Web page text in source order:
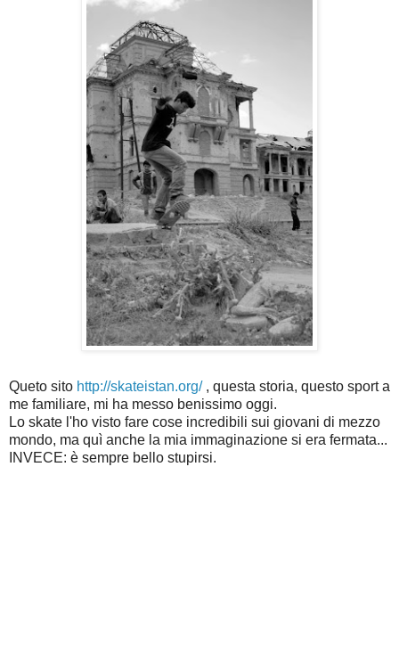
Queto sito http://skateistan.org/, questa storia, questo sport a
me familiare, mi ha messo benissimo oggi.
Lo skate l'ho visto fare cose incredibili sui giovani di mezzo
mondo, ma quì anche la mia immaginazione si era fermata...
INVECE: è sempre bello stupirsi.